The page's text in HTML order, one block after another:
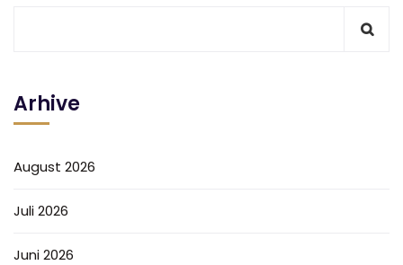
Arhive
August 2026
Juli 2026
Juni 2026